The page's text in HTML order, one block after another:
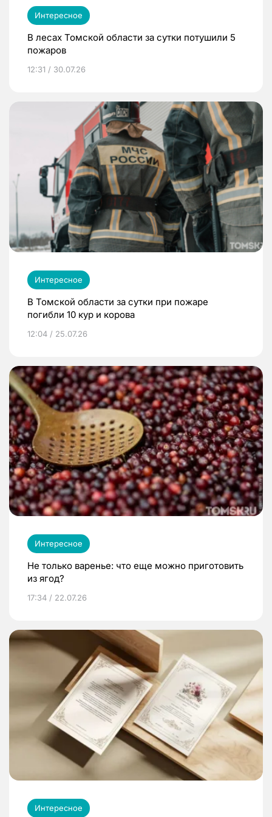
Интересное
В лесах Томской области за сутки потушили 5
пожаров
12:31 / 30.07.26
Интересное
В Томской области за сутки при пожаре
погибли 10 кур и корова
12:04 / 25.07.26
Интересное
Не только варенье: что еще можно приготовить
из ягод?
17:34 / 22.07.26
Интересное